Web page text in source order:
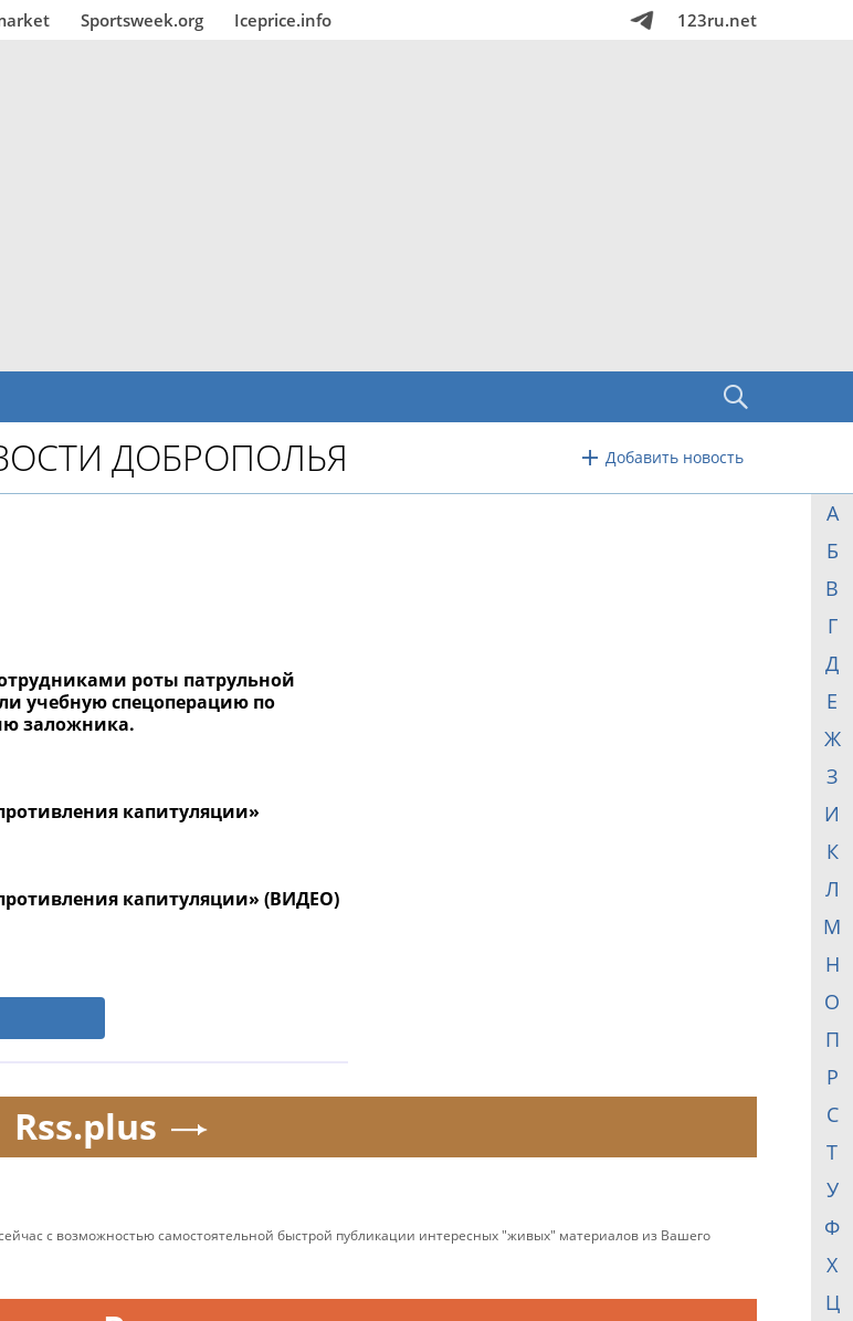
Sportsweek.org Iceprice.info 123ru.net
ДОБРОПОЛЬЯ Добавить новость
А
Б
В
Г
Д
Е
Ж
З
И
К
Л
М
Н
О
П
Р
С
Т
У
Ф
Х
Ц
роты патрульной
учебную спецоперацию по
заложника.
капитуляции»
капитуляции» (ВИДЕО)
Rss.plus
с возможностью самостоятельной быстрой публикации интересных "живых" материалов из Вашего